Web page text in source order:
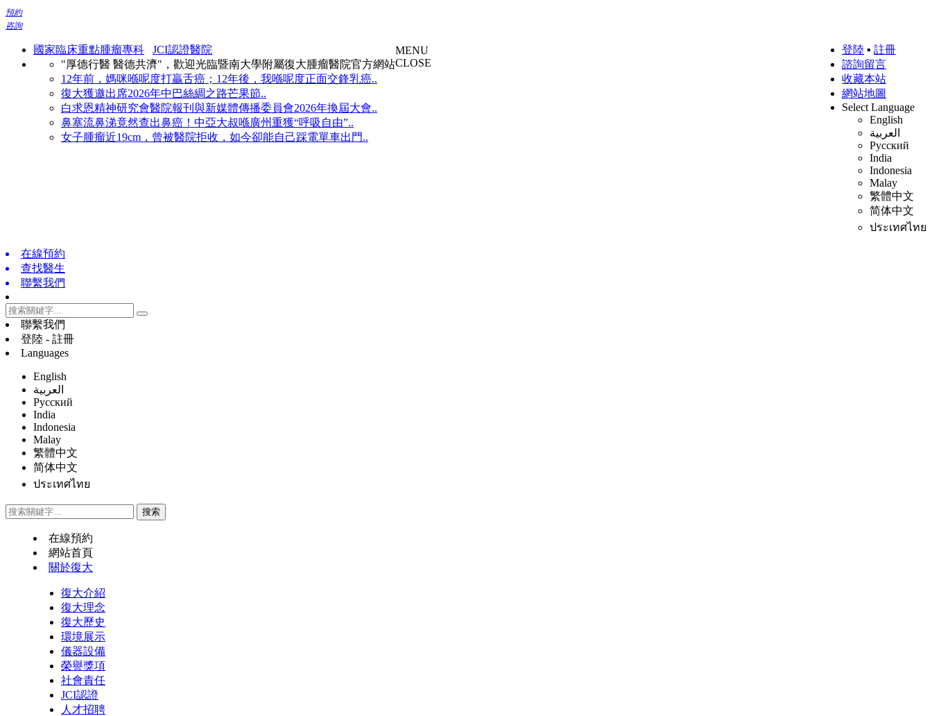
預約
咨詢
國家臨床重點腫瘤專科
JCI認證醫院
"厚德行醫 醫德共濟"，歡迎光臨暨南大學附屬復大腫瘤醫院官方網站
12年前，媽咪喺呢度打贏舌癌；12年後，我喺呢度正面交鋒乳癌..
復大獲邀出席2026年中巴絲綢之路芒果節..
白求恩精神研究會醫院報刊與新媒體傳播委員會2026年換屆大會..
鼻塞流鼻涕竟然查出鼻癌！中亞大叔喺廣州重獲“呼吸自由”..
女子腫瘤近19cm，曾被醫院拒收，如今卻能自己踩電單車出門..
登陸 ▪ 註冊
諮詢留言
收藏本站
網站地圖
Select Language
English
العربية
Русский
India
Indonesia
Malay
繁體中文
简体中文
ประเทศไทย
MENU
CLOSE
在線預約
查找醫生
聯繫我們
聯繫我們
登陸 - 註冊
Languages
English
العربية
Русский
India
Indonesia
Malay
繁體中文
简体中文
ประเทศไทย
在線預約
網站首頁
關於復大
復大介紹
復大理念
復大歷史
環境展示
儀器設備
榮譽獎項
社會責任
JCI認證
人才招聘